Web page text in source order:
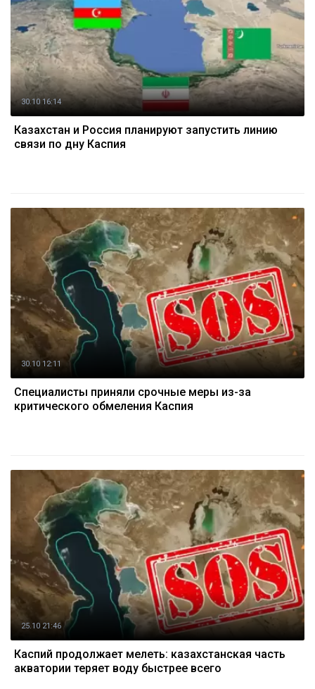
30.10 16:14
Казахстан и Россия планируют запустить линию
связи по дну Каспия
30.10 12:11
Специалисты приняли срочные меры из-за
критического обмеления Каспия
25.10 21:46
Каспий продолжает мелеть: казахстанская часть
акватории теряет воду быстрее всего